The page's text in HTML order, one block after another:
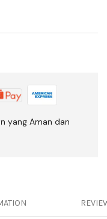
yang Aman dan